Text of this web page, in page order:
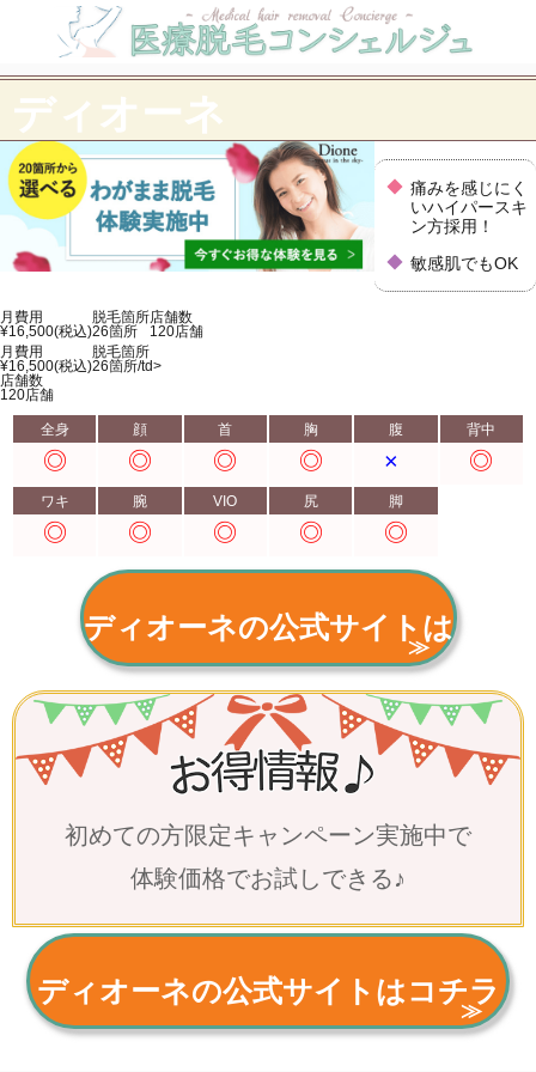
ディオーネ
痛みを感じにく
いハイパースキ
ン方採用！
敏感肌でもOK
月費用 脱毛箇所店舗数
¥16,500(税込)26箇所 120店舗
月費用
脱毛箇所
¥16,500(税込)26箇所/td>
店舗数
120店舗
全身 顔 首 胸 腹 背中
ワキ 腕 VIO 尻 脚
ディオーネの公式サイトは
コチラ
初めての方限定キャンペーン実施中で
体験価格でお試しできる♪
ディオーネの公式サイトはコチラ